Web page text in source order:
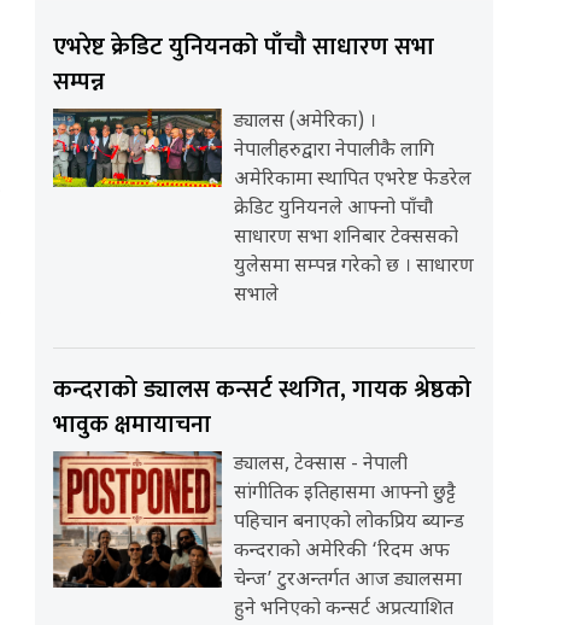
एभरेष्ट क्रेडिट युनियनको पाँचौ साधारण सभा
सम्पन्न
ड्यालस (अमेरिका) ।
नेपालीहरुद्वारा नेपालीकै लागि
अमेरिकामा स्थापित एभरेष्ट फेडरेल
क्रेडिट युनियनले आफ्नो पाँचौ
साधारण सभा शनिबार टेक्ससको
युलेसमा सम्पन्न गरेको छ । साधारण
सभाले
कन्दराको ड्यालस कन्सर्ट स्थगित, गायक श्रेष्ठको
भावुक क्षमायाचना
ड्यालस, टेक्सास - नेपाली
सांगीतिक इतिहासमा आफ्नो छुट्टै
पहिचान बनाएको लोकप्रिय ब्यान्ड
कन्दराको अमेरिकी ‘रिदम अफ
चेन्ज’ टुरअन्तर्गत आज ड्यालसमा
हुने भनिएको कन्सर्ट अप्रत्याशित